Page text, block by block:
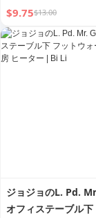
ッグ 防水電気毛布
毛布 猫用小型暖房マ
ト用
$9.75$13.00
ジョジョのL. Pd.
オフィステーブル下